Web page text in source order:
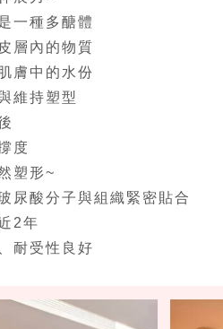
一種多醣體
層內的物質
膚中的水份
維持塑型
度
塑形~
尿酸分子與組織緊密貼合
2年
耐受性良好